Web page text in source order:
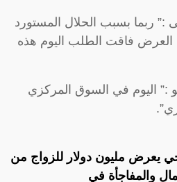
ربما بسبب الحلال المستورد
العرض فاقت الطلب اليوم هذه
:” اليوم في السوق المركزي
يعرض مليون دولار للزواج من
والمفاجأة في